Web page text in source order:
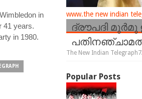
in
41 years.
in 1980.
www.the new indian
ദ്രൗപദി
പതിനഞ്ചാമത്
The New Indian Telegraph
Popular Posts